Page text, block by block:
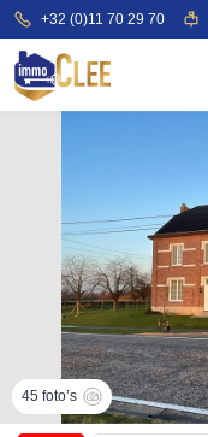
+32 (0)11 70 29 70
45 foto’s